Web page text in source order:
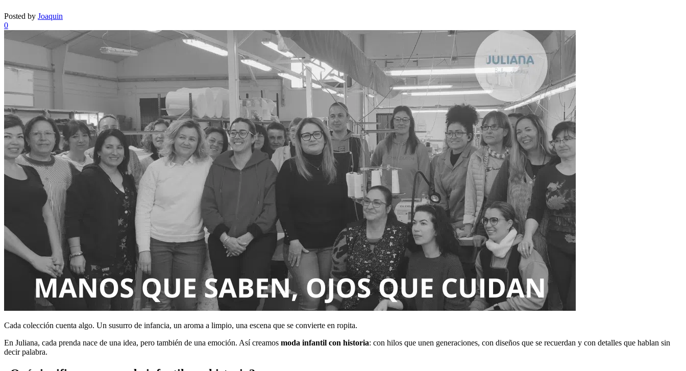
Posted by Joaquin
0
Cada colección cuenta algo. Un susurro de infancia, un aroma a limpio, una escena que se convierte en ropita.
En Juliana, cada prenda nace de una idea, pero también de una emoción. Así creamos moda infantil con historia: con hilos que unen generaciones, con diseños que se recuerdan y con detalles que hablan sin
decir palabra.